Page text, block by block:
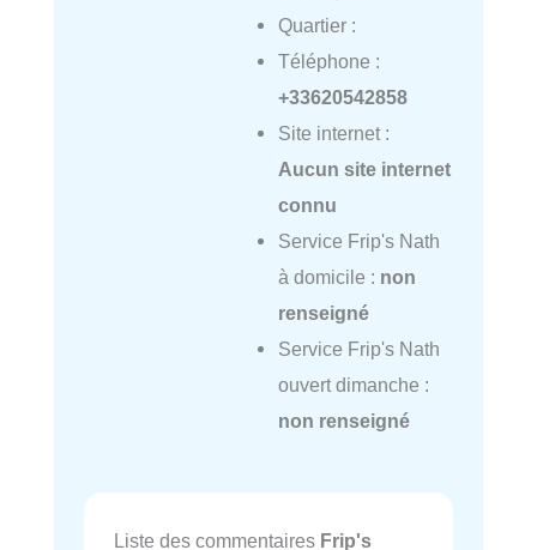
Quartier :
Téléphone :
+33620542858
Site internet :
Aucun site internet
connu
Service Frip's Nath
à domicile : non
renseigné
Service Frip's Nath
ouvert dimanche :
non renseigné
Liste des commentaires Frip's